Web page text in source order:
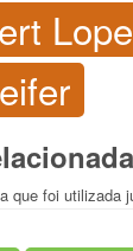
que foi utilizada